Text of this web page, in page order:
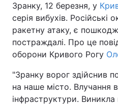
Зранку, 12 березня, у
серія вибухів. Російські
ракетну атаку, є
постраждалі. Про це
оборони Кривого Рогу
"Зранку ворог здійснив
на наше місто. Влучання
інфраструктури.